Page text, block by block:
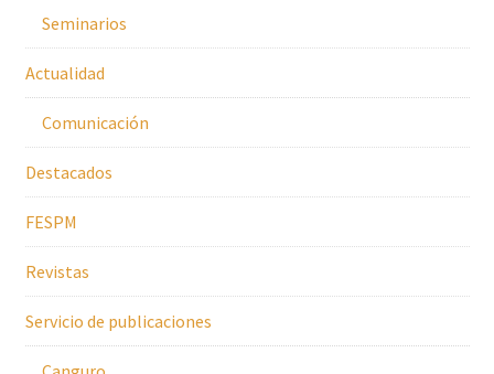
Seminarios
Actualidad
Comunicación
Destacados
FESPM
Revistas
Servicio de publicaciones